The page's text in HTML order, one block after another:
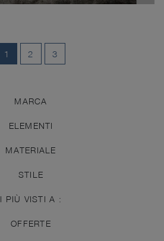
MARCA
ELEMENTI
MATERIALE
STILE
I PIÙ VISTI A :
OFFERTE
1 2 3